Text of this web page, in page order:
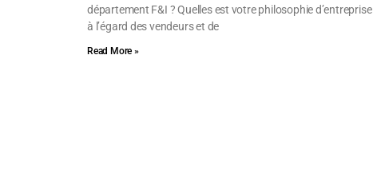
département F&I ? Quelles est votre philosophie d’entreprise
à l’égard des vendeurs et de
Read More »